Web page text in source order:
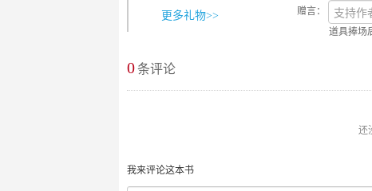
更多礼物>>
赠言：
道具捧场
0条评论
还
我来评论这本书